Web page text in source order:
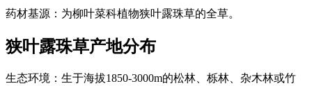
药材基源：为柳叶菜科植物狭叶露珠草的全草。
狭叶露珠草产地分布
生态环境：生于海拔1850-3000m的松林、栎林、杂木林或竹